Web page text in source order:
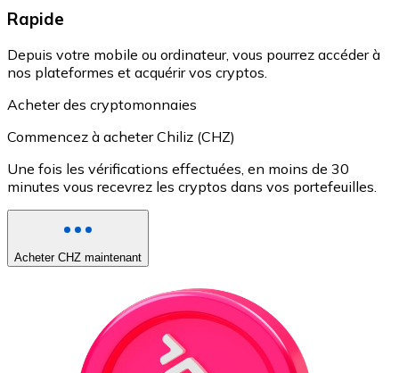
Rapide
Depuis votre mobile ou ordinateur, vous pourrez accéder à
nos plateformes et acquérir vos cryptos.
Acheter des cryptomonnaies
Commencez à acheter Chiliz (CHZ)
Une fois les vérifications effectuées, en moins de 30
minutes vous recevrez les cryptos dans vos portefeuilles.
Acheter CHZ maintenant